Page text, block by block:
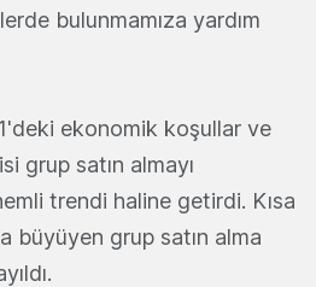
bulunmamıza yardım
ekonomik koşullar ve
grup satın almayı
trendi haline getirdi. Kısa
büyüyen grup satın alma